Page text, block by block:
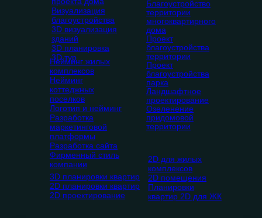
Благоустройство
территории
многоквартирного
дома
Проект
благоустройства
территории
Проект
благоустройства
парка
Ландшафтное
проектирование
Озеленение
придомовой
территории
3D планировки квартир
2D планировки квартир
2D проектирование
2D для жилых
комплексов
2D помещения
Планировки
квартир 2D для ЖК
Визуализация
благоустройства
3D визуализация
зданий
3D планировка
3D тур
Нейминг жилых
комплексов
Нейминг
коттеджных
поселков
Логотип и нейминг
Разработка
маркетинговой
платформы
Разработка сайта
Фирменный стиль
компании